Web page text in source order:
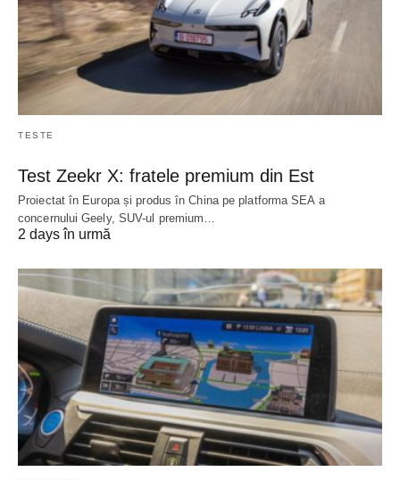
TESTE
Test Zeekr X: fratele premium din Est
Proiectat în Europa și produs în China pe platforma SEA a
concernului Geely, SUV-ul premium…
2 days în urmă